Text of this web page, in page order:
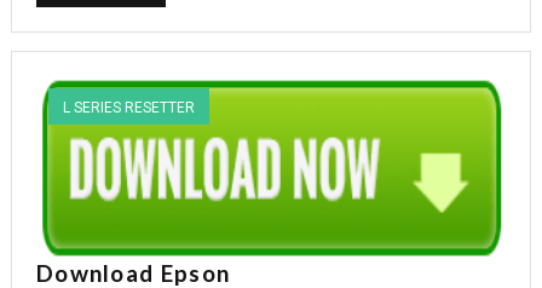
L SERIES RESETTER
Download Epson